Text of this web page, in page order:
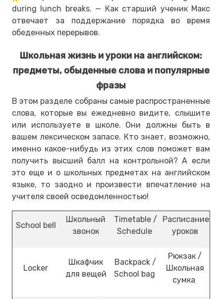
during lunch breaks. — Как старший ученик Макс
отвечает за поддержание порядка во время
обеденных перерывов.
Школьная жизнь и уроки на английском:
предметы, обыденные слова и популярные
фразы
В этом разделе собраны самые распространенные
слова, которые вы ежедневно видите, слышите
или используете в школе. Они должны быть в
вашем лексическом запасе. Кто знает, возможно,
именно какое-нибудь из этих слов поможет вам
получить высший балл на контрольной? А если
это еще и о школьных предметах на английском
языке, то заодно и произвести впечатление на
учителя своей осведомленностью!
School bell
Школьный
звонок
Timetable /
Schedule
Расписание
уроков
Locker
Шкафчик
для вещей
Backpack /
School bag
Рюкзак /
Школьная
сумка